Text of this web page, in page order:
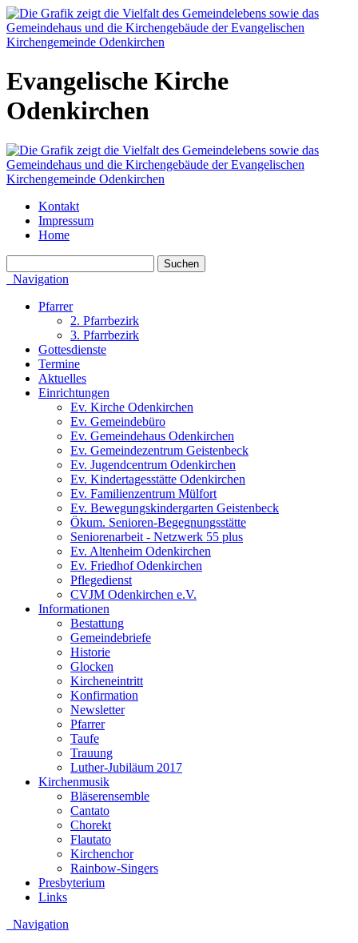
Evangelische Kirche
Odenkirchen
Kontakt
Impressum
Home
Navigation
Pfarrer
2. Pfarrbezirk
3. Pfarrbezirk
Gottesdienste
Termine
Aktuelles
Einrichtungen
Ev. Kirche Odenkirchen
Ev. Gemeindebüro
Ev. Gemeindehaus Odenkirchen
Ev. Gemeindezentrum Geistenbeck
Ev. Jugendcentrum Odenkirchen
Ev. Kindertagesstätte Odenkirchen
Ev. Familienzentrum Mülfort
Ev. Bewegungskindergarten Geistenbeck
Ökum. Senioren-Begegnungsstätte
Seniorenarbeit - Netzwerk 55 plus
Ev. Altenheim Odenkirchen
Ev. Friedhof Odenkirchen
Pflegedienst
CVJM Odenkirchen e.V.
Informationen
Bestattung
Gemeindebriefe
Historie
Glocken
Kircheneintritt
Konfirmation
Newsletter
Pfarrer
Taufe
Trauung
Luther-Jubiläum 2017
Kirchenmusik
Bläserensemble
Cantato
Chorekt
Flautato
Kirchenchor
Rainbow-Singers
Presbyterium
Links
Navigation